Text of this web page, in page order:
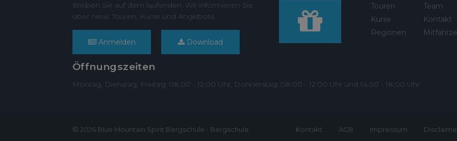
Bleiben Sie auf dem laufenden. Wir informieren Sie
über neue Touren, Kurse und Angebote.
Anmelden Download
Touren
Kurse
Regionen
Team
Kontakt
Öffnungszeiten
Montag, Dienstag, Freitag: 08:00 - 12:00 Uhr, Donnerstag: 08:00 - 12:00 Uhr und 14:00 - 18:00 Uhr
© 2026 Blue Mountain Spirit Bergschule - Bergschule Kontakt AGB Impressum